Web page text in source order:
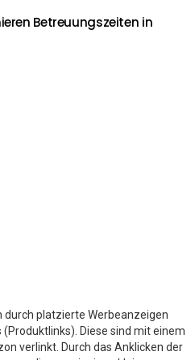
Betreuungszeiten in
durch platzierte Werbeanzeigen
Diese sind mit einem
verlinkt. Durch das Anklicken der